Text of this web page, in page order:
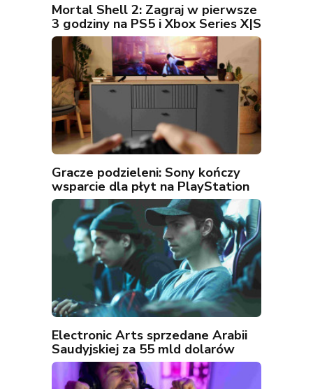
Mortal Shell 2: Zagraj w pierwsze
3 godziny na PS5 i Xbox Series X|S
Gracze podzieleni: Sony kończy
wsparcie dla płyt na PlayStation
Electronic Arts sprzedane Arabii
Saudyjskiej za 55 mld dolarów